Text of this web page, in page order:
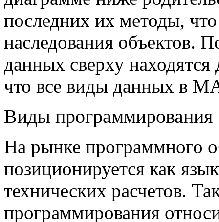
последних их методы,
наследования объектов.
данных сверху находятся
что все виды данных в
Виды программирования
На рынке программного
позиционируется как
технических расчетов.
программирования